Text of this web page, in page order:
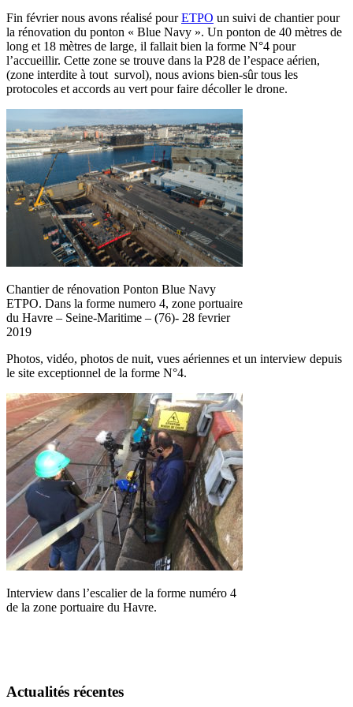
Fin février nous avons réalisé pourETPO un suivi de chantier pour
la rénovation du ponton « Blue Navy ». Un ponton de 40 mètres de
long et 18 mètres de large, il fallait bien la forme N°4 pour
l’accueillir. Cette zone se trouve dans la P28 de l’espace aérien,
(zone interdite à tout survol), nous avions bien-sûr tous les
protocoles et accords au vert pour faire décoller le drone.
Chantier de rénovation Ponton Blue Navy
ETPO. Dans la forme numero 4, zone portuaire
du Havre – Seine-Maritime – (76)- 28 fevrier
2019
Photos, vidéo, photos de nuit, vues aériennes et un interview depuis
le site exceptionnel de la forme N°4.
Interview dans l’escalier de la forme numéro 4
de la zone portuaire du Havre.
Actualités récentes